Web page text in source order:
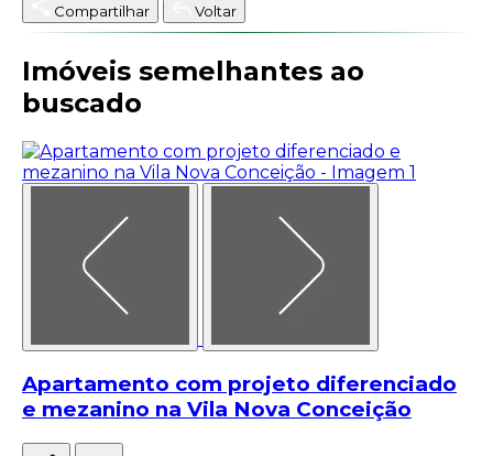
Compartilhar Voltar
Imóveis semelhantes ao
buscado
Apartamento com projeto diferenciado
e mezanino na Vila Nova Conceição